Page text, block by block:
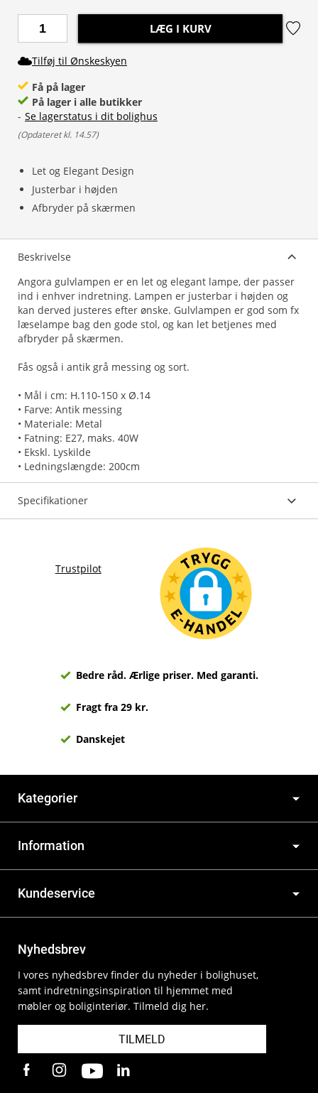
Let og Elegant Design
Justerbar i højden
Afbryder på skærmen
LÆG I KURV
Tilføj til Ønskeskyen
Få på lager
På lager i alle butikker
- Se lagerstatus i dit bolighus
(Opdateret kl. 14.57)
Beskrivelse
Angora gulvlampen er en let og elegant lampe, der passer
ind i enhver indretning. Lampen er justerbar i højden og
kan derved justeres efter ønske. Gulvlampen er god som fx
læselampe bag den gode stol, og kan let betjenes med
afbryder på skærmen.
Fås også i antik grå messing og sort.
• Mål i cm: H.110-150 x Ø.14
• Farve: Antik messing
• Materiale: Metal
• Fatning: E27, maks. 40W
• Ekskl. Lyskilde
• Ledningslængde: 200cm
Specifikationer
Trustpilot
Bedre råd. Ærlige priser. Med garanti.
Fragt fra 29 kr.
Danskejet
Kategorier
Information
Kundeservice
Nyhedsbrev
I vores nyhedsbrev finder du nyheder i bolighuset,
samt indretningsinspiration til hjemmet med
møbler og boliginteriør. Tilmeld dig her.
TILMELD